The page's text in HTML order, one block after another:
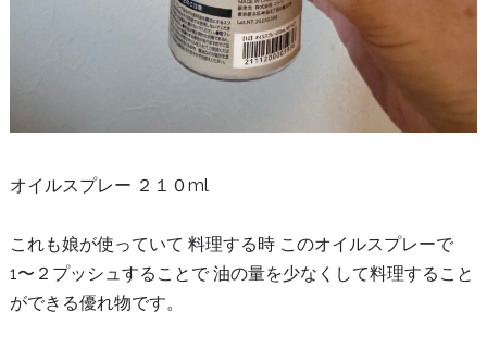
オイルスプレー ２１０ml
これも娘が使っていて 料理する時 このオイルスプレーで
1〜２プッシュすることで 油の量を少なくして料理すること
ができる優れ物です。